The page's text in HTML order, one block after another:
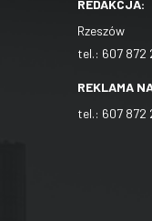
REDAKCJA:
Rzeszów
tel.: 607 872
REKLAMA
tel.: 607 872